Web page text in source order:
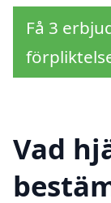
Få 3
Vad